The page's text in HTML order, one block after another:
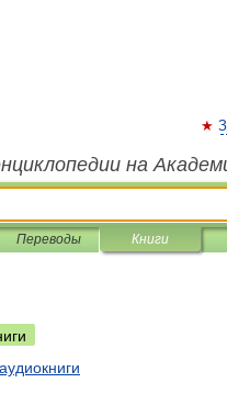
на
Переводы Книги
аудиокниги